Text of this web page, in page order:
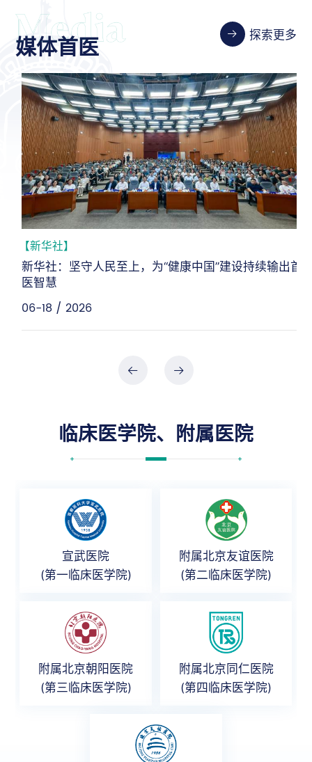
媒体首医 探索更多
【新华社】
新华社：坚守人民至上，为“健康中国”建设持续输出首
医智慧
06-18 / 2026
临床医学院、附属医院
宣武医院
(第一临床医学院)
附属北京友谊医院
(第二临床医学院)
附属北京朝阳医院
(第三临床医学院)
附属北京同仁医院
(第四临床医学院)